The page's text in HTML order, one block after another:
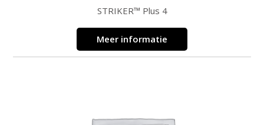
STRIKER™ Plus 4
Meer informatie